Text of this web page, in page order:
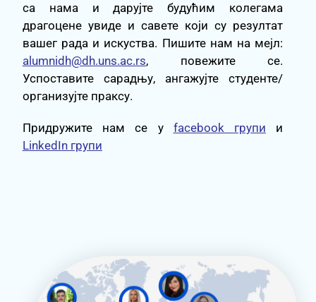
са нама и дарујте будућим колегама
драгоцене увиде и савете који су резултат
вашег рада и искуства. Пишите нам на мејл:
alumnidh@dh.uns.ac.rs, повежите се.
Успоставите сарадњу, ангажујте студенте/
организујте праксу.
Придружите нам се у facebook групи и
LinkedIn групи